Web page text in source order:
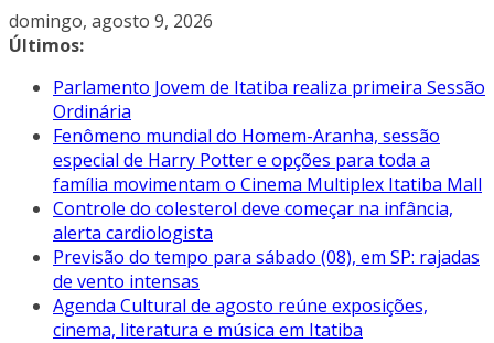
Pular
para
conteúdo
domingo, agosto 9, 2026
Últimos:
Parlamento Jovem de Itatiba realiza primeira Sessão
Ordinária
Fenômeno mundial do Homem-Aranha, sessão
especial de Harry Potter e opções para toda a
família movimentam o Cinema Multiplex Itatiba Mall
Controle do colesterol deve começar na infância,
alerta cardiologista
Previsão do tempo para sábado (08), em SP: rajadas
de vento intensas
Agenda Cultural de agosto reúne exposições,
cinema, literatura e música em Itatiba